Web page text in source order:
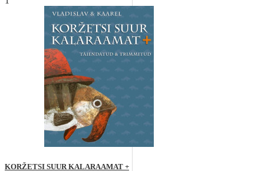
KORŽETSI SUUR KALARAAMAT +